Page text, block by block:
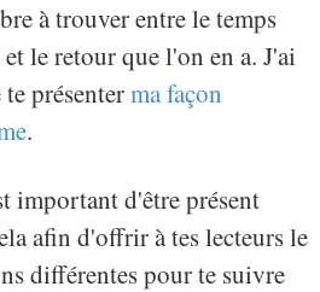
à trouver entre le temps
et le retour que l'on en a. J'ai
présenterma façon
.
important d'être présent
afin d'offrir à tes lecteurs le
différentes pour te suivre